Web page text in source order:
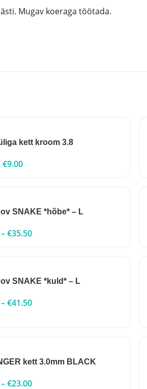
Mugav koeraga töötada.
kett kroom 3.8
€9.00
SNAKE *hõbe* – L
–€35.50
SNAKE *kuld* – L
–€41.50
kett 3.0mm BLACK
–€23.00